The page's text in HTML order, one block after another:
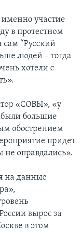
именно участие
в протестном
“Русский
людей – тогда
хотели с
«СОВЫ», «у
были большие
обострением
придет
оправдались».
на данные
вырос за
в этом